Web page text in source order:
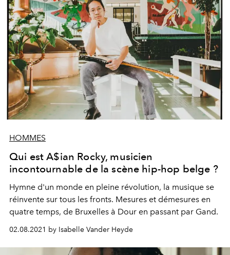
HOMMES
Qui est A$ian Rocky, musicien
incontournable de la scène hip-hop belge ?
Hymne d'un monde en pleine révolution, la musique se
réinvente sur tous les fronts. Mesures et démesures en
quatre temps, de Bruxelles à Dour en passant par Gand.
02.08.2021 by Isabelle Vander Heyde